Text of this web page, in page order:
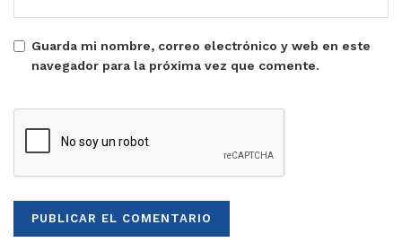
Guarda mi nombre, correo electrónico y web en este
navegador para la próxima vez que comente.